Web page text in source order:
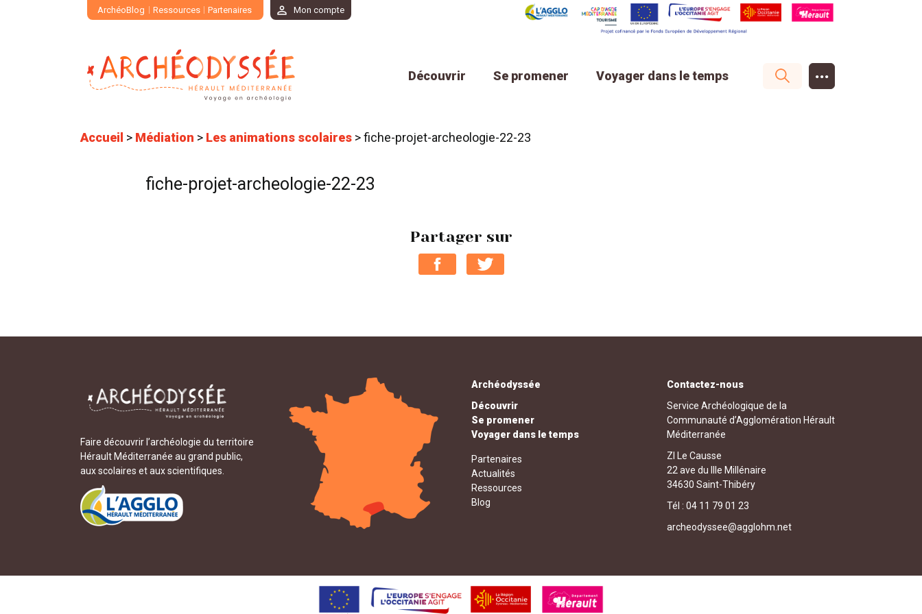
ArchéoBlog Ressources Partenaires Mon compte
Découvrir Se promener Voyager dans le temps ...
Accueil > Médiation > Les animations scolaires >fiche-projet-archeologie-22-23
fiche-projet-archeologie-22-23
Partager sur
Faire découvrir l’archéologie du territoire
Hérault Méditerranée au grand public,
aux scolaires et aux scientifiques.
Archéodyssée
Découvrir
Se promener
Voyager dans le temps
Partenaires
Actualités
Ressources
Blog
Contactez-nous
Service Archéologique de la
Communauté d’Agglomération Hérault
Méditerranée
ZI Le Causse
22 ave du IIIe Millénaire
34630 Saint-Thibéry
Tél : 04 11 79 01 23
archeodyssee@agglohm.net